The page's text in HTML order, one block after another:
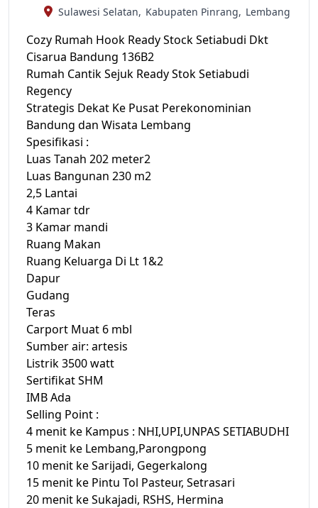
Sulawesi Selatan, Kabupaten Pinrang, Lembang
Cozy Rumah Hook Ready Stock Setiabudi Dkt
Cisarua Bandung 136B2
Rumah Cantik Sejuk Ready Stok Setiabudi
Regency
Strategis Dekat Ke Pusat Perekonominian
Bandung dan Wisata Lembang
Spesifikasi :
Luas Tanah 202 meter2
Luas Bangunan 230 m2
2,5 Lantai
4 Kamar tdr
3 Kamar mandi
Ruang Makan
Ruang Keluarga Di Lt 1&2
Dapur
Gudang
Teras
Carport Muat 6 mbl
Sumber air: artesis
Listrik 3500 watt
Sertifikat SHM
IMB Ada
Selling Point :
4 menit ke Kampus : NHI,UPI,UNPAS SETIABUDHI
5 menit ke Lembang,Parongpong
10 menit ke Sarijadi, Gegerkalong
15 menit ke Pintu Tol Pasteur, Setrasari
20 menit ke Sukajadi, RSHS, Hermina